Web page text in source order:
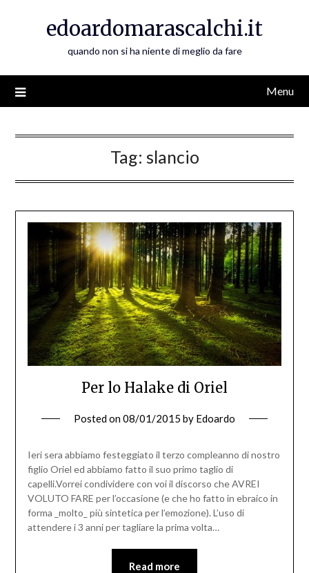
edoardomarascalchi.it
quando non si ha niente di meglio da fare
Menu
Tag: slancio
Per lo Halake di Oriel
Posted on08/01/2015 by Edoardo
Ieri sera abbiamo festeggiato il terzo compleanno di nostro
figlio Oriel ed abbiamo fatto il suo primo taglio di
capelli.Vorrei condividere con voi il discorso che AVREI
VOLUTO FARE per l’occasione (e che ho fatto in ebraico in
forma _molto_ più sintetica per l’emozione). L’uso di
attendere i 3 anni per tagliare la prima volta…
Read more